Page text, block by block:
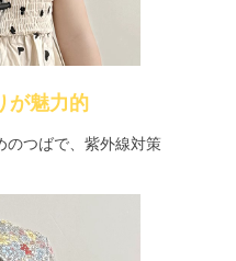
が魅力的
のつばで、紫外線対策